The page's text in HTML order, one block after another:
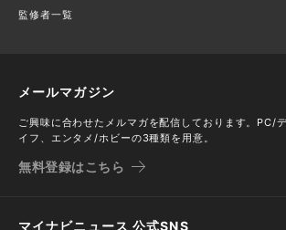
監修者一覧
メールマガジン
ご興味に合わせたメルマガを配信しております。PC/
イフ、エンタメ/ホビーの3種類を用意。
無料登録はこちら
マイナビニュース 公式SNS